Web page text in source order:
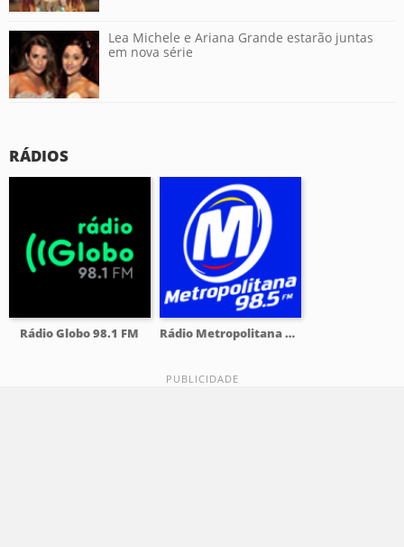
Lea Michele e Ariana Grande estarão juntas
em nova série
RÁDIOS
Rádio Globo 98.1 FM Rádio Metropolitana 98.5 FM